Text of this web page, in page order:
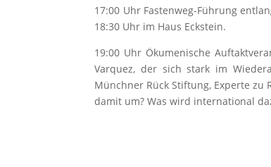
17:00 Uhr Fastenweg-Führung
18:30 Uhr im Haus Eckstein.
19:00 Uhr Ökumenische
Varquez, der sich stark im
Münchner Rück Stiftung, Experte
damit um? Was wird international